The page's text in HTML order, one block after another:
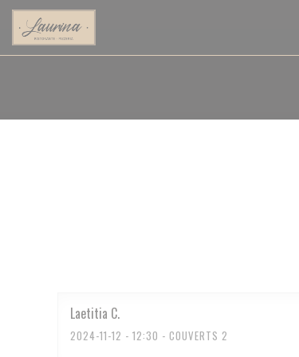
Personnalisation de vos choix en matière de cookies
Laetitia C
2024-11-12 - 12:30 - COUVERTS 2